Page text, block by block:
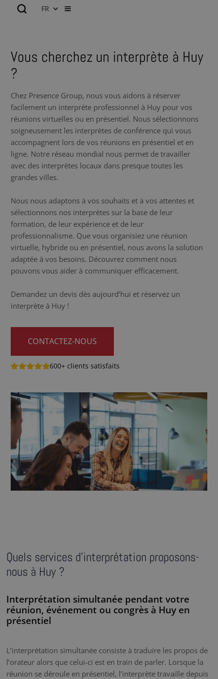
FR
Vous cherchez un interprète à Huy
?
Chez Presence Group, nous vous aidons à réserver
facilement un interprète professionnel à Huy pour vos
réunions virtuelles ou en présentiel. Nous sélectionnons
soigneusement les interprètes de conférence qui vous
accompagnent lors de vos réunions en présentiel et en
ligne. Notre réseau mondial nous permet de travailler
avec des interprètes locaux dans presque toutes les
grandes villes.
Nous nous adaptons à vos souhaits et à vos attentes et
sélectionnons nos interprètes sur la base de leur
formation, de leur expérience et de leur
professionnalisme. Que vous organisiez une réunion
virtuelle, hybride ou en présentiel, nous avons la solution
adaptée à vos besoins. Découvrez comment nous
pouvons vous aider à communiquer efficacement.
Demandez un devis dès aujourd’hui et réservez un
interprète à Huy !
CONTACTEZ-NOUS
600+ clients satisfaits
Quels services d’interprétation proposons-
nous à Huy ?
Interprétation simultanée pendant votre
réunion, événement ou congrès à Huy en
présentiel
L’interprétation simultanée consiste à traduire les propos de
l’orateur alors que celui-ci est en train de parler. Lorsque la
réunion se déroule en présentiel, l’interprète travaille depuis